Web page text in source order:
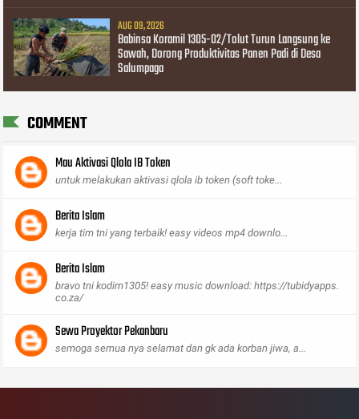
AUG 09, 2026
Babinsa Koramil 1305-02/Tolut Turun Langsung ke
Sawah, Dorong Produktivitas Panen Padi di Desa
Salumpaga
COMMENT
Mau Aktivasi Qlola IB Token
untuk melakukan aktivasi qlola ib token (soft toke...
Berita Islam
kerja tim tni yang terbaik! easy videos mp4 downlo...
Berita Islam
bravo tni kodim1305! easy music download: https://tubidyapps.
co.za/
Sewa Proyektor Pekanbaru
semoga semua nya selamat dan gk ada korban jiwa, a...